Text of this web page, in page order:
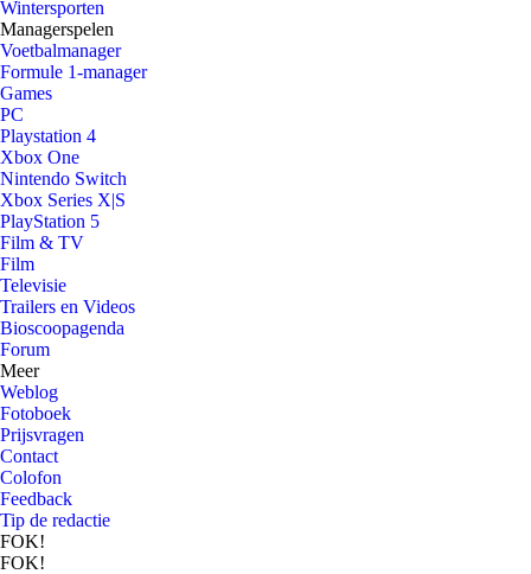
Wintersporten
Managerspelen
Voetbalmanager
Formule 1-manager
Games
PC
Playstation 4
Xbox One
Nintendo Switch
Xbox Series X|S
PlayStation 5
Film & TV
Film
Televisie
Trailers en Videos
Bioscoopagenda
Forum
Meer
Weblog
Fotoboek
Prijsvragen
Contact
Colofon
Feedback
Tip de redactie
FOK!
FOK!